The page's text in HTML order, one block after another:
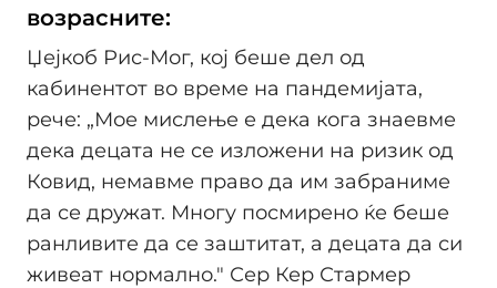
возрасните:
Џејкоб Рис-Мог, кој беше дел од
кабинентот во време на пандемијата,
рече: „Мое мислење е дека кога знаевме
дека децата не се изложени на ризик од
Ковид, немавме право да им забраниме
да се дружат. Многу посмирено ќе беше
ранливите да се заштитат, а децата да си
живеат нормално." Сер Кер Стармер